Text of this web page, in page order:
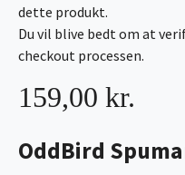
OddBird
159,00 kr.
dette produkt.
Du vil blive bedt om at
checkout processen.